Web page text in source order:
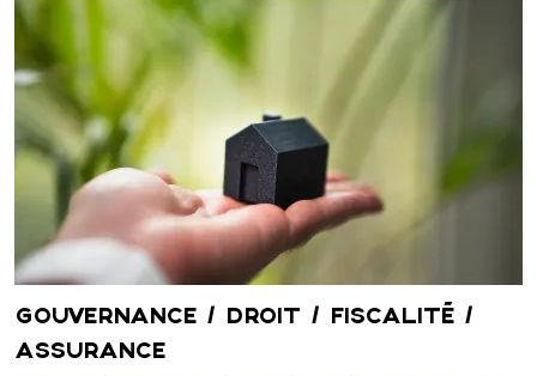
GOUVERNANCE / DROIT / FISCALITÉ /
ASSURANCE